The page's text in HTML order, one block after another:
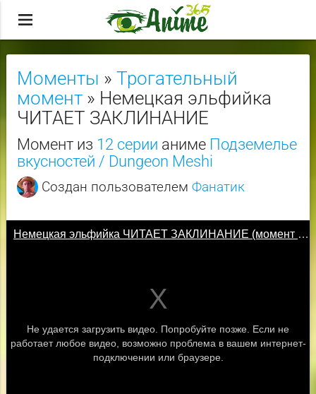
menu
Моменты » Трогательный
момент» Немецкая эльфийка
ЧИТАЕТ ЗАКЛИНАНИЕ
Момент из 12 серии аниме Подземелье
вкусностей / Dungeon Meshi
Создан пользователем Фанатик